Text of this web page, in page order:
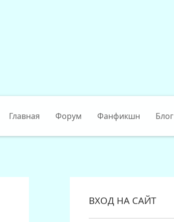
Главная Форум Фанфикшн Блог
ВХОД НА САЙТ